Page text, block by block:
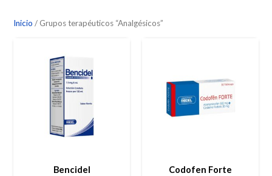
Inicio / Grupos terapéuticos “Analgésicos”
Bencidel Codofen Forte